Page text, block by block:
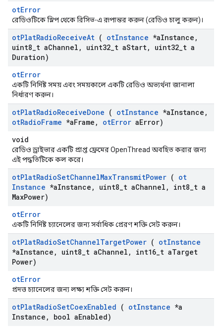
otError
রেডিওটিকে স্লিপ থেকে রিসিভ-এ রূপান্তর করুন (রেডিও চালু করুন)।
otPlatRadioReceiveAt ( otInstance *aInstance ,
uint8 t aChannel , uint32 t aStart, uint32 t a
Duration)
otError
একটি নির্দিষ্ট সময় এবং সময়কালে একটি রেডিও অভ্যর্থনা জানালা
নির্ধারণ করুন।
otPlatRadioReceiveDone ( otInstance *aInstance ,
otRadioFrame *aFrame , otError aError)
void
রেডিও ড্রাইভার একটি প্রাপ্ত ফ্রেমের OpenThread অবহিত করার জন্য
এই পদ্ধতিটিকে কল করে।
otPlatRadioSetChannelMaxTransmitPower ( ot
Instance *aInstance , uint8 t aChannel , int8 t a
MaxPower)
otError
একটি নির্দিষ্ট চ্যানেলের জন্য সর্বাধিক প্রেরণ শক্তি সেট করুন।
otPlatRadioSetChannelTargetPower ( otInstance
*aInstance , uint8 t aChannel , int16 t aTarget
Power)
otError
প্রদত্ত চ্যানেলের জন্য লক্ষ্য শক্তি সেট করুন।
otPlatRadioSetCoexEnabled ( otInstance *a
Instance , bool aEnabled)